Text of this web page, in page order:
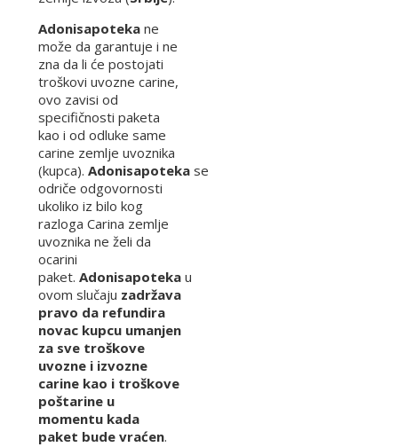
Adonisapoteka ne
može da garantuje i ne
zna da li će postojati
troškovi uvozne carine,
ovo zavisi od
specifičnosti paketa
kao i od odluke same
carine zemlje uvoznika
(kupca). Adonisapoteka se
odriče odgovornosti
ukoliko iz bilo kog
razloga Carina zemlje
uvoznika ne želi da
ocarini
paket. Adonisapoteka u
ovom slučaju zadržava
pravo da refundira
novac kupcu umanjen
za sve troškove
uvozne i izvozne
carine kao i troškove
poštarine u
momentu kada
paket bude vraćen.